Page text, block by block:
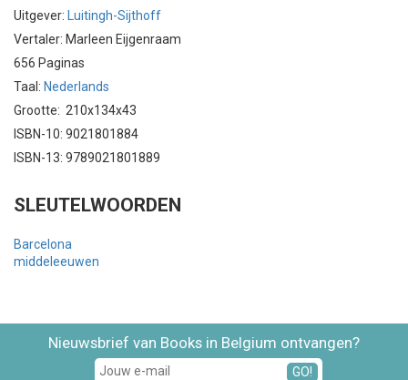
Uitgever: Luitingh-Sijthoff
Vertaler: Marleen Eijgenraam
656 Paginas
Taal: Nederlands
Grootte: 210x134x43
ISBN-10: 9021801884
ISBN-13: 9789021801889
SLEUTELWOORDEN
Barcelona
middeleeuwen
Nieuwsbrief van Books in Belgium ontvangen?
GO!